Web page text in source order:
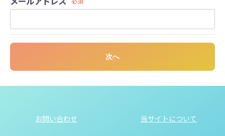
次へ
お問い合わせ 当サイトについて